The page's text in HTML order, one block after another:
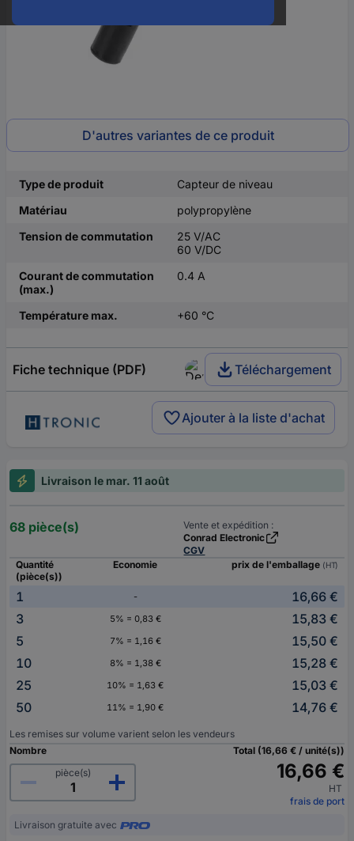
D'autres variantes de ce produit
Type de produit
Capteur de niveau
Matériau
polypropylène
Tension de commutation
25 V/AC
60 V/DC
Courant de commutation
(max.)
0.4 A
Température max. +60 °C
Fiche technique (PDF) Téléchargement
Ajouter à la liste d'achat
Livraison le mar. 11 août
68 pièce(s)
Vente et expédition :
Conrad Electronic
CGV
Quantité
(pièce(s))
Economie prix de l'emballage (HT)
1 -
16,66 €
3
5% = 0,83 €
15,83 €
5
7% = 1,16 €
15,50 €
10
8% = 1,38 €
15,28 €
25
10% = 1,63 €
15,03 €
50
11% = 1,90 € 14,76 €
Les remises sur volume varient selon les vendeurs
Nombre
pièce(s)
Total (16,66 € / unité(s))
16,66 €
HT
frais de port
Livraison gratuite avec